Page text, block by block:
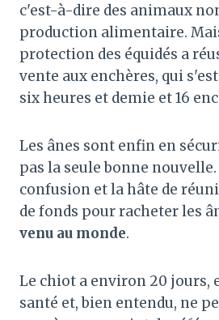
c'est-à-dire des animaux
production alimentaire.
protection des équidés a
vente aux enchères, qui
six heures et demie et 16
Les ânes sont enfin en
pas la seule bonne
confusion et la hâte de
de fonds pour racheter les
venu au monde.
Le chiot a environ 20 jours,
santé et, bien entendu, ne